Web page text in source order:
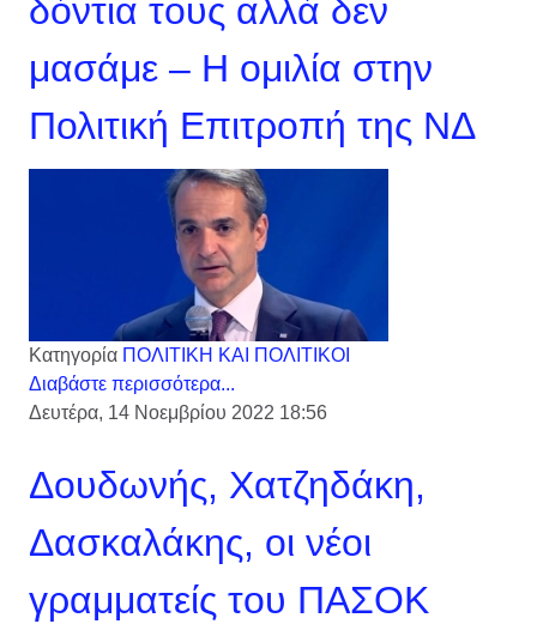
δόντια τους αλλά δεν
μασάμε – H ομιλία στην
Πολιτική Επιτροπή της ΝΔ
Κατηγορία ΠΟΛΙΤΙΚΗ ΚΑΙ ΠΟΛΙΤΙΚΟΙ
Διαβάστε περισσότερα...
Δευτέρα, 14 Νοεμβρίου 2022 18:56
Δουδωνής, Χατζηδάκη,
Δασκαλάκης, οι νέοι
γραμματείς του ΠΑΣΟΚ